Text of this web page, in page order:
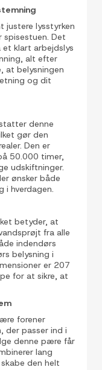
justere lysstyrken
Det
klart arbejdslys
alt efter
at belysningen
og dit
denne
gør den
Den er
50.000 timer,
udskiftninger.
ønsker både
i hverdagen.
betyder, at
fra alle
indendørs
belysning i
er 207
for at sikre, at
forener
der passer ind i
denne pære får
lang
den helt